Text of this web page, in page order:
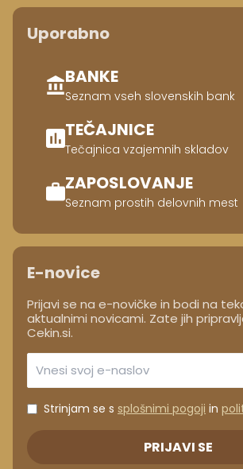
Uporabno
BANKE
Seznam vseh slovenskih bank
TEČAJNICE
Tečajnica vzajemnih skladov
ZAPOSLOVANJE
Seznam prostih delovnih mest
E-novice
Prijavi se na e-novičke in bodi na
aktualnimi novicami. Zate jih
Cekin.si.
Strinjam se s splošnimi pogoji in
PRIJAVI SE